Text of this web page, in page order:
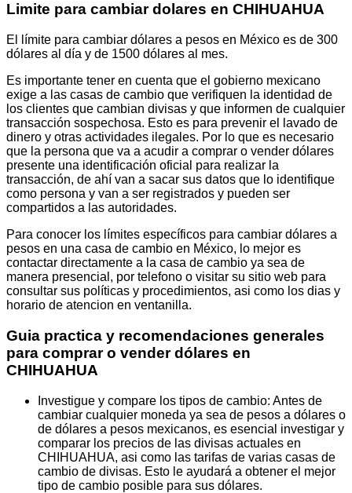
Limite para cambiar dolares en CHIHUAHUA
El límite para cambiar dólares a pesos en México es de 300
dólares al día y de 1500 dólares al mes.
Es importante tener en cuenta que el gobierno mexicano
exige a las casas de cambio que verifiquen la identidad de
los clientes que cambian divisas y que informen de cualquier
transacción sospechosa. Esto es para prevenir el lavado de
dinero y otras actividades ilegales. Por lo que es necesario
que la persona que va a acudir a comprar o vender dólares
presente una identificación oficial para realizar la
transacción, de ahí van a sacar sus datos que lo identifique
como persona y van a ser registrados y pueden ser
compartidos a las autoridades.
Para conocer los límites específicos para cambiar dólares a
pesos en una casa de cambio en México, lo mejor es
contactar directamente a la casa de cambio ya sea de
manera presencial, por telefono o visitar su sitio web para
consultar sus políticas y procedimientos, asi como los dias y
horario de atencion en ventanilla.
Guia practica y recomendaciones generales
para comprar o vender dólares en
CHIHUAHUA
Investigue y compare los tipos de cambio: Antes de
cambiar cualquier moneda ya sea de pesos a dólares o
de dólares a pesos mexicanos, es esencial investigar y
comparar los precios de las divisas actuales en
CHIHUAHUA, asi como las tarifas de varias casas de
cambio de divisas. Esto le ayudará a obtener el mejor
tipo de cambio posible para sus dólares.